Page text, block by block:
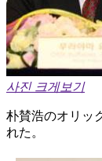
사진 크게보기
朴賛浩のオリッ
れた。